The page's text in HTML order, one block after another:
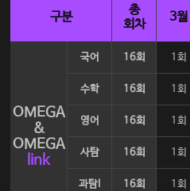
구분
총
회차
3월
OMEGA
&
OMEGA
link
국어 16회 1회
수학 16회 1회
영어 16회 1회
사탐 16회 1회
과탐I 16회 1회